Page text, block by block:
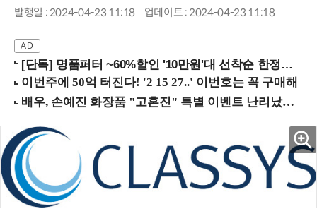
발행일 : 2024-04-23 11:18 업데이트 : 2024-04-23 11:18
[단독] 명품퍼터 ~60%할인 '10만원'대 선착순 한정판매!